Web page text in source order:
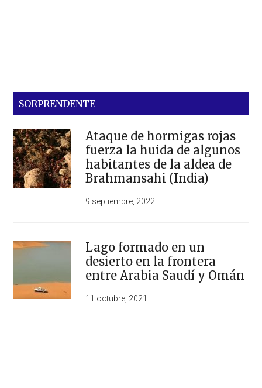
SORPRENDENTE
Ataque de hormigas rojas
fuerza la huida de algunos
habitantes de la aldea de
Brahmansahi (India)
9 septiembre, 2022
Lago formado en un
desierto en la frontera
entre Arabia Saudí y Omán
11 octubre, 2021